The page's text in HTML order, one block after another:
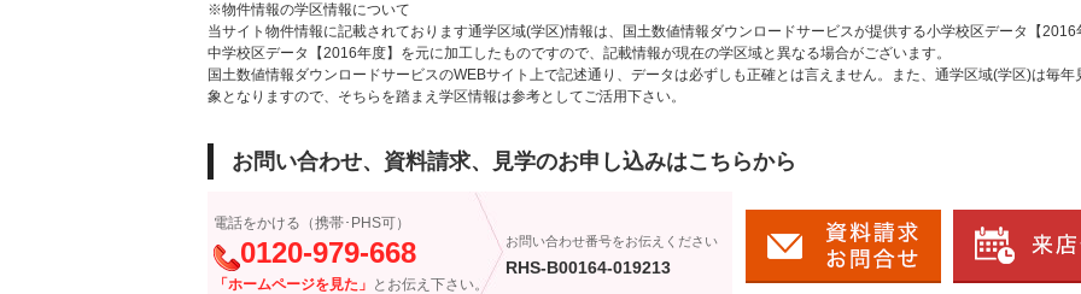
※物件情報の学区情報について
当サイト物件情報に記載されております通学区域(学区)情報は、国土数値情報ダウンロードサービスが提供する小学校区データ【2016
中学校区データ【2016年度】を元に加工したものですので、記載情報が現在の学区域と異なる場合がございます。
国土数値情報ダウンロードサービスのWEBサイト上で記述通り、データは必ずしも正確とは言えません。また、通学区域(学区)は毎年
象となりますので、そちらを踏まえ学区情報は参考としてご活用下さい。
お問い合わせ、資料請求、見学のお申し込みはこちらから
電話をかける（携帯･PHS可）
0120-979-668
「ホームページを見た」 とお伝え下さい。
お問い合わせ番号をお伝えください
RHS-B00164-019213